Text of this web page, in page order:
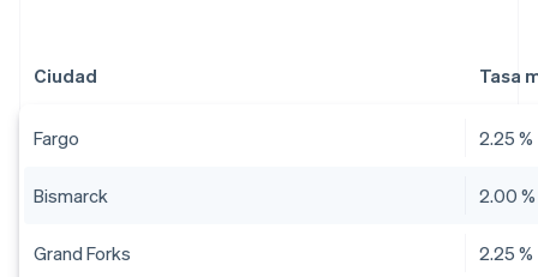
Ciudad Tasa
Fargo 2.25 %
Bismarck 2.00 %
Grand Forks 2.25 %